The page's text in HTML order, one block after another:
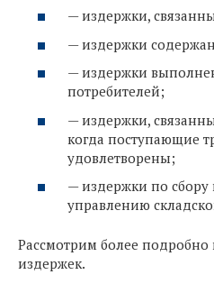
— издержки,
— издержки
— издержки
потребителей;
— издержки,
когда поступающие
удовлетворены;
— издержки по
управлению
Рассмотрим более
издержек.